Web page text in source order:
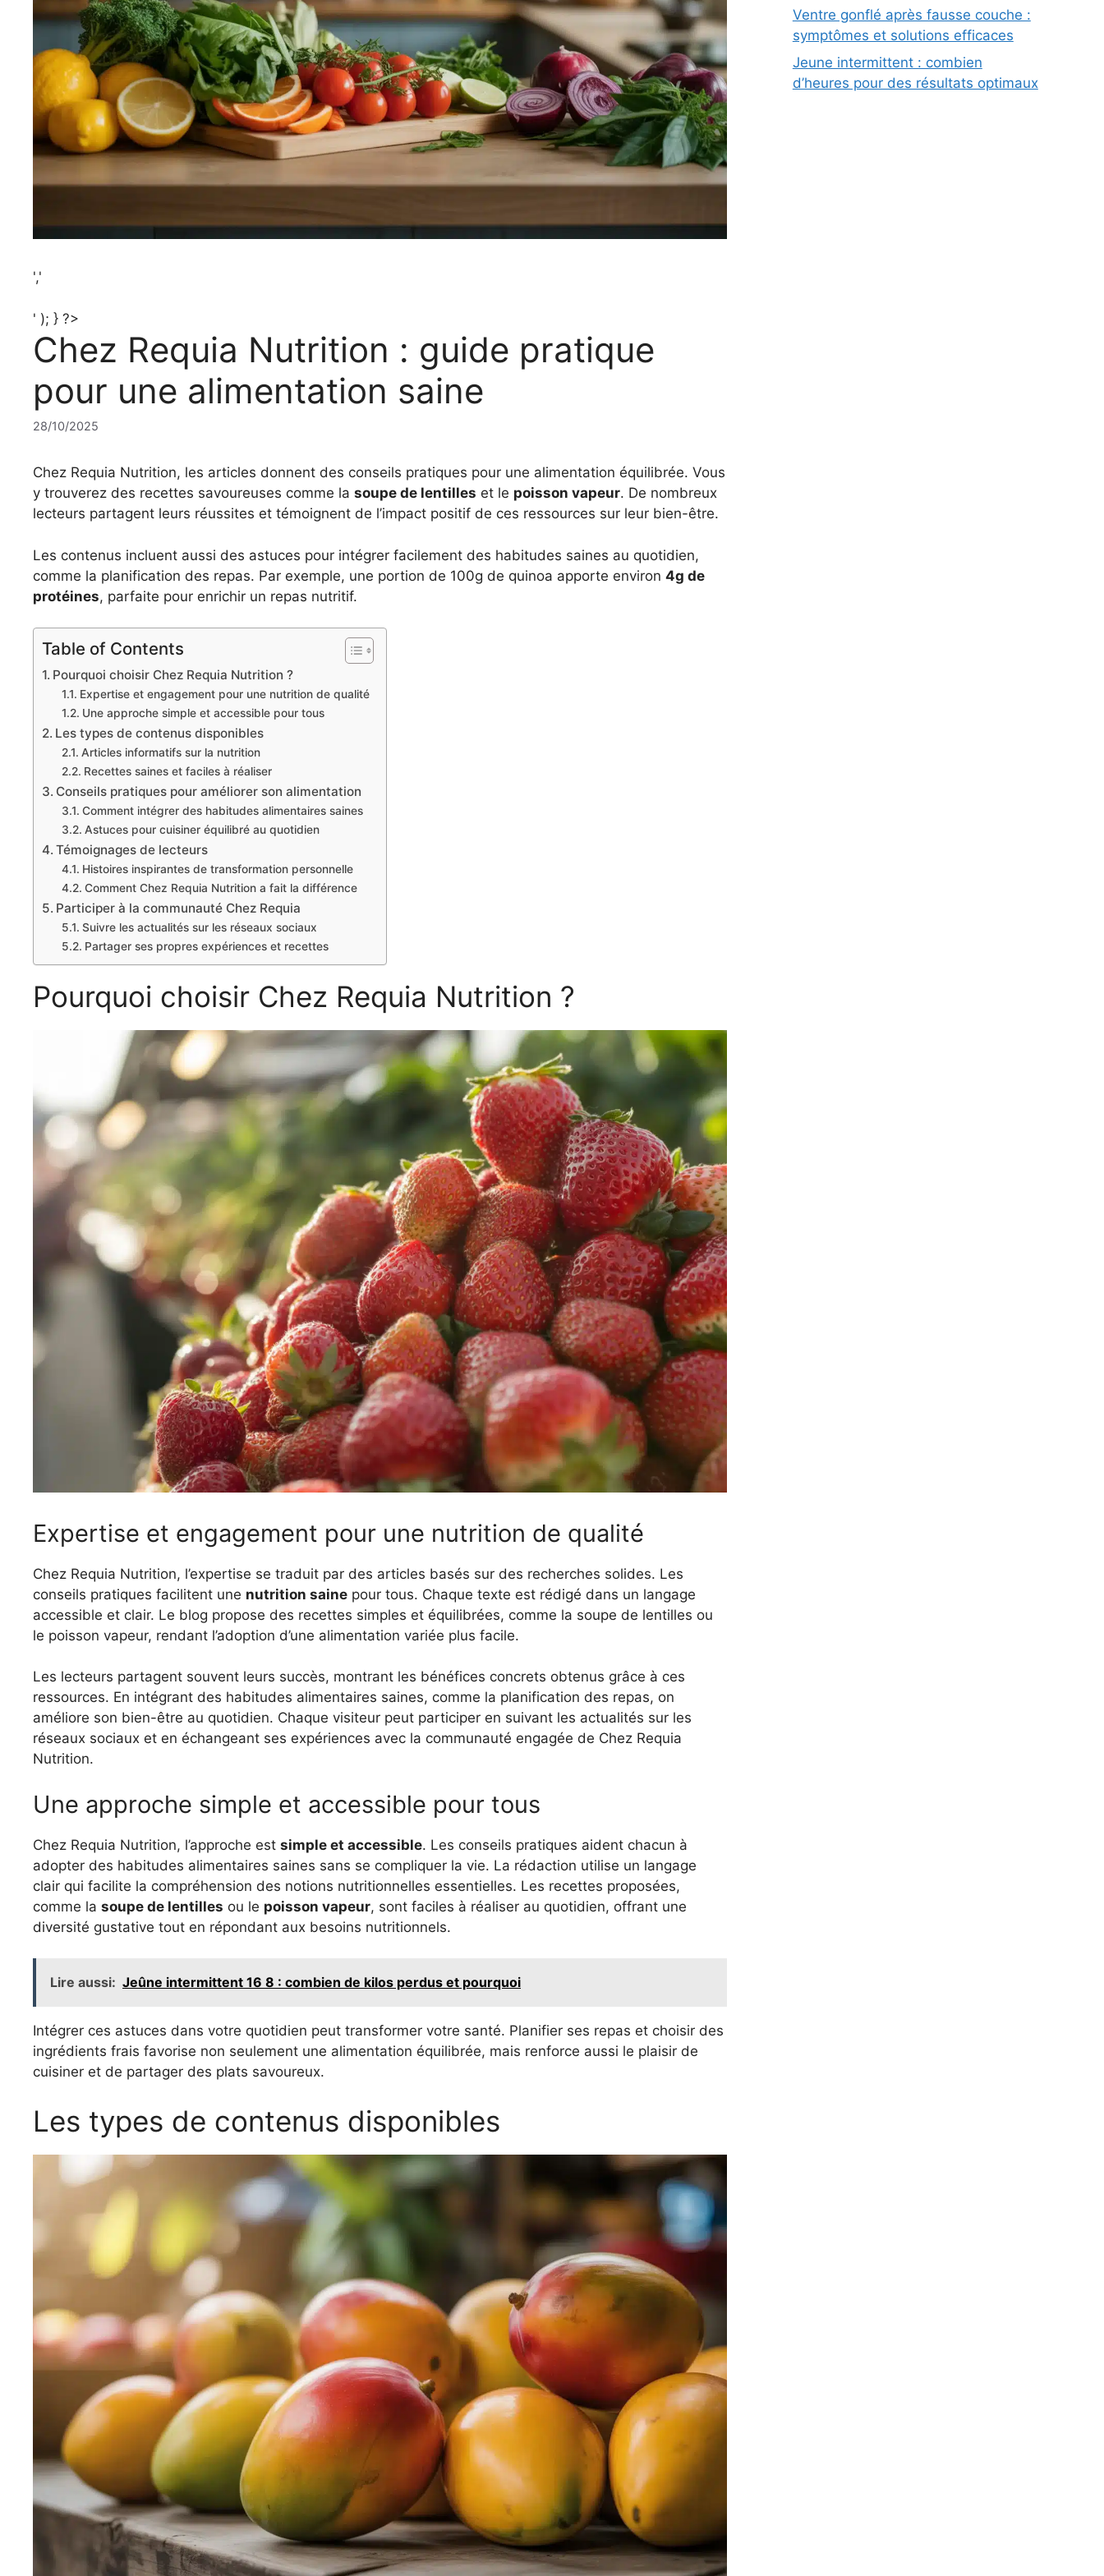
','
' ); } ?>
Chez Requia Nutrition : guide pratique
pour une alimentation saine
28/10/2025
Chez Requia Nutrition, les articles donnent des conseils pratiques pour une alimentation équilibrée. Vous
y trouverez des recettes savoureuses comme la soupe de lentilles et le poisson vapeur. De nombreux
lecteurs partagent leurs réussites et témoignent de l’impact positif de ces ressources sur leur bien-être.
Les contenus incluent aussi des astuces pour intégrer facilement des habitudes saines au quotidien,
comme la planification des repas. Par exemple, une portion de 100g de quinoa apporte environ 4g de
protéines, parfaite pour enrichir un repas nutritif.
Table of Contents
Pourquoi choisir Chez Requia Nutrition ?
Expertise et engagement pour une nutrition de qualité
Une approche simple et accessible pour tous
Les types de contenus disponibles
Articles informatifs sur la nutrition
Recettes saines et faciles à réaliser
Conseils pratiques pour améliorer son alimentation
Comment intégrer des habitudes alimentaires saines
Astuces pour cuisiner équilibré au quotidien
Témoignages de lecteurs
Histoires inspirantes de transformation personnelle
Comment Chez Requia Nutrition a fait la différence
Participer à la communauté Chez Requia
Suivre les actualités sur les réseaux sociaux
Partager ses propres expériences et recettes
Pourquoi choisir Chez Requia Nutrition ?
Expertise et engagement pour une nutrition de qualité
Chez Requia Nutrition, l’expertise se traduit par des articles basés sur des recherches solides. Les
conseils pratiques facilitent une nutrition saine pour tous. Chaque texte est rédigé dans un langage
accessible et clair. Le blog propose des recettes simples et équilibrées, comme la soupe de lentilles ou
le poisson vapeur, rendant l’adoption d’une alimentation variée plus facile.
Les lecteurs partagent souvent leurs succès, montrant les bénéfices concrets obtenus grâce à ces
ressources. En intégrant des habitudes alimentaires saines, comme la planification des repas, on
améliore son bien-être au quotidien. Chaque visiteur peut participer en suivant les actualités sur les
réseaux sociaux et en échangeant ses expériences avec la communauté engagée de Chez Requia
Nutrition.
Une approche simple et accessible pour tous
Chez Requia Nutrition, l’approche est simple et accessible. Les conseils pratiques aident chacun à
adopter des habitudes alimentaires saines sans se compliquer la vie. La rédaction utilise un langage
clair qui facilite la compréhension des notions nutritionnelles essentielles. Les recettes proposées,
comme la soupe de lentilles ou le poisson vapeur, sont faciles à réaliser au quotidien, offrant une
diversité gustative tout en répondant aux besoins nutritionnels.
Lire aussi: Jeûne intermittent 16 8 : combien de kilos perdus et pourquoi
Intégrer ces astuces dans votre quotidien peut transformer votre santé. Planifier ses repas et choisir des
ingrédients frais favorise non seulement une alimentation équilibrée, mais renforce aussi le plaisir de
cuisiner et de partager des plats savoureux.
Les types de contenus disponibles
Ventre gonflé après fausse couche :
symptômes et solutions efficaces
Jeune intermittent : combien
d’heures pour des résultats optimaux